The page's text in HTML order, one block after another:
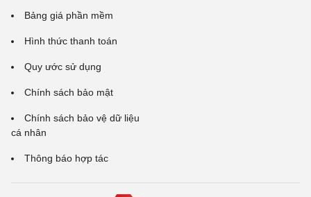
Bảng giá phần mềm
Hình thức thanh toán
Quy ước sử dụng
Chính sách bảo mật
Chính sách bảo vệ dữ liệu
cá nhân
Thông báo hợp tác